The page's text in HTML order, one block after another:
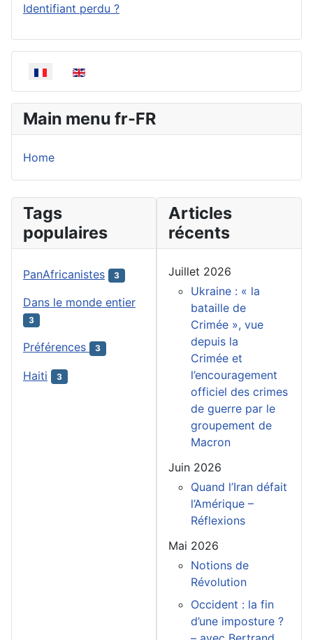
Identifiant perdu ?
Sélectionnez votre langue
Main menu fr-FR
Home
Tags
populaires
PanAfricanistes 3
Dans le monde entier
3
Préférences 3
Haiti 3
Articles
récents
Juillet 2026
Ukraine : « la
bataille de
Crimée », vue
depuis la
Crimée et
l’encouragement
officiel des crimes
de guerre par le
groupement de
Macron
Juin 2026
Quand l’Iran défait
l’Amérique –
Réflexions
Mai 2026
Notions de
Révolution
Occident : la fin
d’une imposture ?